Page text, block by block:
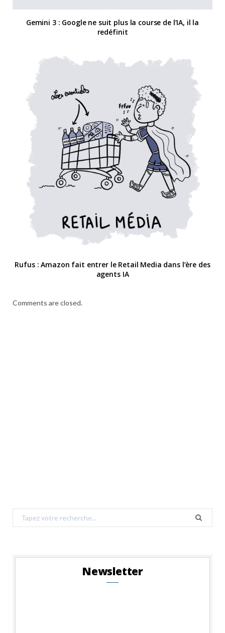
Gemini 3 : Google ne suit plus la course de l’IA, il la
redéfinit
Rufus : Amazon fait entrer le Retail Media dans l’ère des
agents IA
Comments are closed.
Search
for:
Newsletter